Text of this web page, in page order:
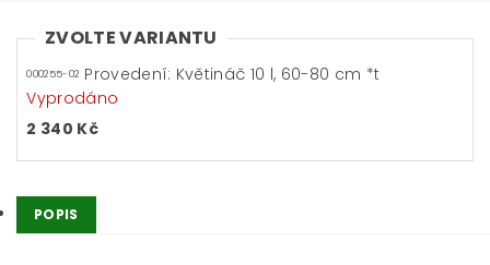
ZVOLTE VARIANTU
000255-02 Provedení: Květináč 10 l, 60-80 cm *t
Vyprodáno
2 340 Kč
POPIS